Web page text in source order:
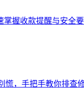
掌握收款提醒与安全
慌，手把手教你排查